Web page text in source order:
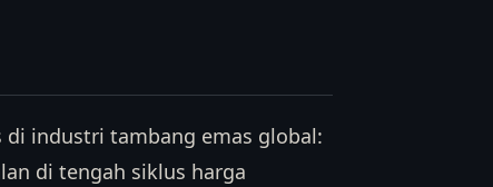
di industri tambang emas global:
di tengah siklus harga